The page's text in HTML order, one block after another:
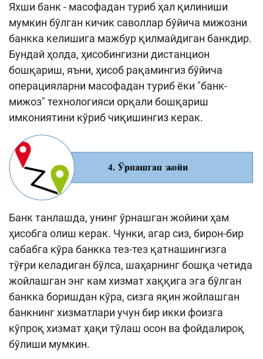
Яхши банк - масофадан туриб ҳал қилиниши
мумкин бўлган кичик саволлар бўйича мижозни
банкка келишига мажбур қилмайдиган банкдир.
Бундай ҳолда, ҳисобингизни дистанцион
бошқариш, яъни, ҳисоб рақамингиз бўйича
операцияларни масофадан туриб ёки "банк-
мижоз" технологияси орқали бошқариш
имкониятини кўриб чиқишингиз керак.
Банк танлашда, унинг ўрнашган жойини ҳам
ҳисобга олиш керак. Чунки, агар сиз, бирон-бир
сабабга кўра банкка тез-тез қатнашингизга
тўғри келадиган бўлса, шаҳарнинг бошқа четида
жойлашган энг кам хизмат хаққига эга бўлган
банкка боришдан кўра, сизга яқин жойлашган
банкнинг хизматлари учун бир икки фоизга
кўпроқ хизмат ҳақи тўлаш осон ва фойдалироқ
бўлиши мумкин.